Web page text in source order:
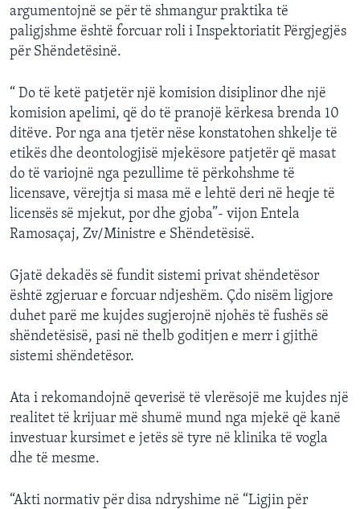
argumentojnë se për të shmangur praktika të
paligjshme është forcuar roli i Inspektoriatit Përgjegjës
për Shëndetësinë.
“ Do të ketë patjetër një komision disiplinor dhe një
komision apelimi, që do të pranojë kërkesa brenda 10
ditëve. Por nga ana tjetër nëse konstatohen shkelje të
etikës dhe deontologjisë mjekësore patjetër që masat
do të variojnë nga pezullime të përkohshme të
licensave, vërejtja si masa më e lehtë deri në heqje të
licensës së mjekut, por dhe gjoba”- vijon Entela
Ramosaçaj, Zv/Ministre e Shëndetësisë.
Gjatë dekadës së fundit sistemi privat shëndetësor
është zgjeruar e forcuar ndjeshëm. Çdo nisëm ligjore
duhet parë me kujdes sugjerojnë njohës të fushës së
shëndetësisë, pasi në thelb goditjen e merr i gjithë
sistemi shëndetësor.
Ata i rekomandojnë qeverisë të vlerësojë me kujdes një
realitet të krijuar më shumë mund nga mjekë që kanë
investuar kursimet e jetës së tyre në klinika të vogla
dhe të mesme.
“Akti normativ për disa ndryshime në “Ligjin për